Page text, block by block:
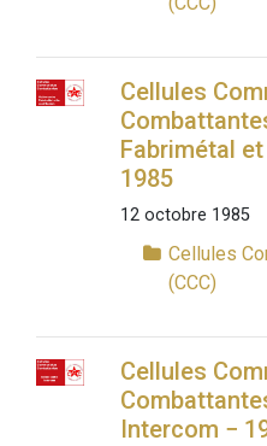
Cellules
Fabrimétal
1985
12 octobre 1985
Cellules
(CCC)
Cellules
Intercom −